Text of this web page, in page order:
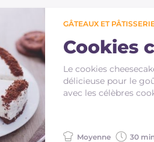
GÂTEAUX ET
Cookies
Le cookies
délicieuse pour le
avec les célèbres
Moyenne 30